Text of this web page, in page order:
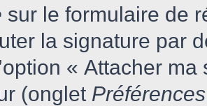
sur le formulaire de
la signature par
« Attacher
(onglet